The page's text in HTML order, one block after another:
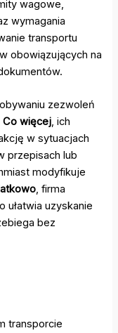
wagowe,
wymagania
transportu
obowiązujących na
zezwoleń
Co więcej, ich
w sytuacjach
przepisach lub
modyfikuje
, firma
ułatwia uzyskanie
bez
transporcie